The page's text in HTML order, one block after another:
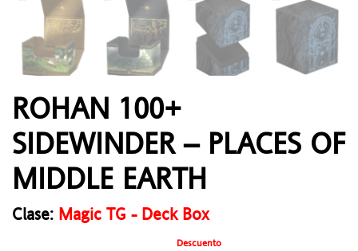
ROHAN 100+
SIDEWINDER – PLACES OF
MIDDLE EARTH
Clase: Magic TG - Deck Box
Descuento